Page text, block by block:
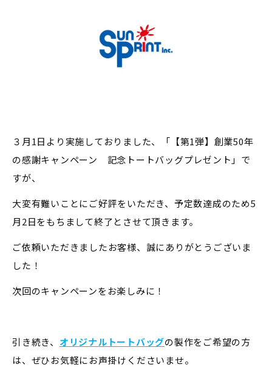
３月1日より実施しておりました、「【第1弾】創業50年
の感謝キャンペーン 記念トートバッグプレゼント」で
すが、
大変有難いことにご好評をいただき、予定数達成のため5
月2日をもちまして終了とさせて頂きます。
ご依頼いただきましたお客様、誠にありがとうございま
した！
次回のキャンペーンをお楽しみに！
引き続き、 オリジナルトートバッグの製作をご希望の方
は、ぜひお気軽にお声掛けくださいませ。